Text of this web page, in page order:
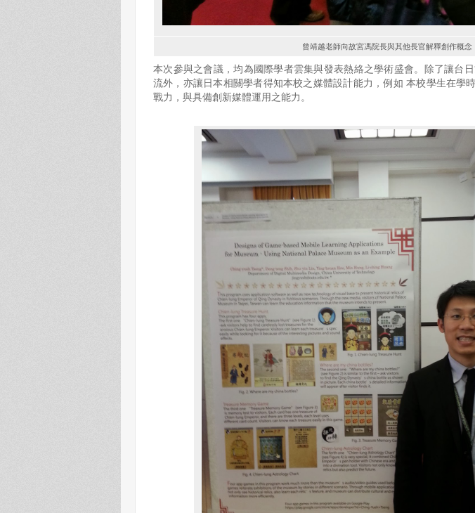
曾靖越老師向故宮馮院長與其他長官解釋創作概念
本次參與之會議，均為國際學者雲集與發表熱絡之學術盛會。除了讓台
流外，亦讓日本相關學者得知本校之媒體設計能力，例如 本校學生在學
戰力，與具備創新媒體運用之能力。